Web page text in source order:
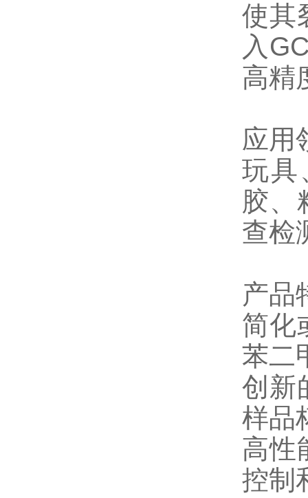
使其
入
高精
应用
玩具
胶、
查检
产品
简化
苯二
创新
样品
高性
控制